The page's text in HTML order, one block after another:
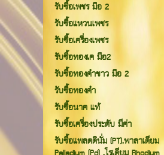
รับซื้อเพชร มือ 2
รับซื้อแหวนเพชร
รับซื้อเครื่องเพชร
รับซื้อทองเค มือ2
รับซื้อทองคำขาว มือ 2
รับซื้อทองคำ
รับซื้อนาค แท้
รับซื้อเครื่องประดับ มีค่า
รับซื้อแพลตตินั่ม (PT),พาลาเดียม